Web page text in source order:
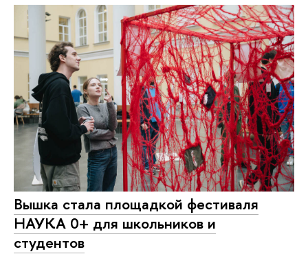
Вышка стала площадкой фестиваля
НАУКА 0+ для школьников и
студентов